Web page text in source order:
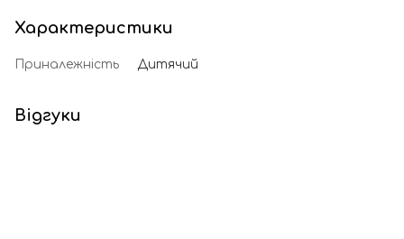
Характеристики
Приналежність Дитячий
Відгуки